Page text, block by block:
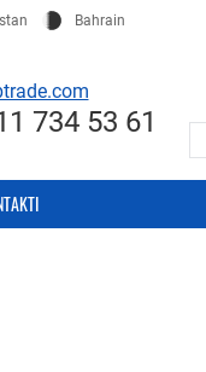
Bahrain
734 53 61